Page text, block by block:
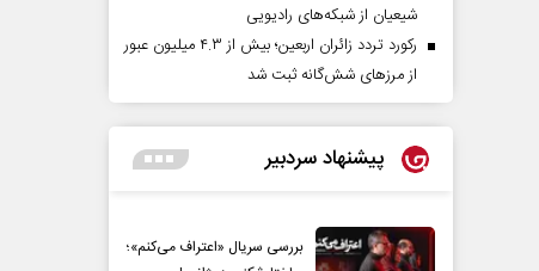
شیعیان از شبکه‌های رادیویی
رکورد تردد زائران اربعین؛ بیش از ۴.۳ میلیون عبور
از مرزهای شش‌گانه ثبت شد
پیشنهاد سردبیر
بررسی سریال «اعتراف می‌کنم»؛